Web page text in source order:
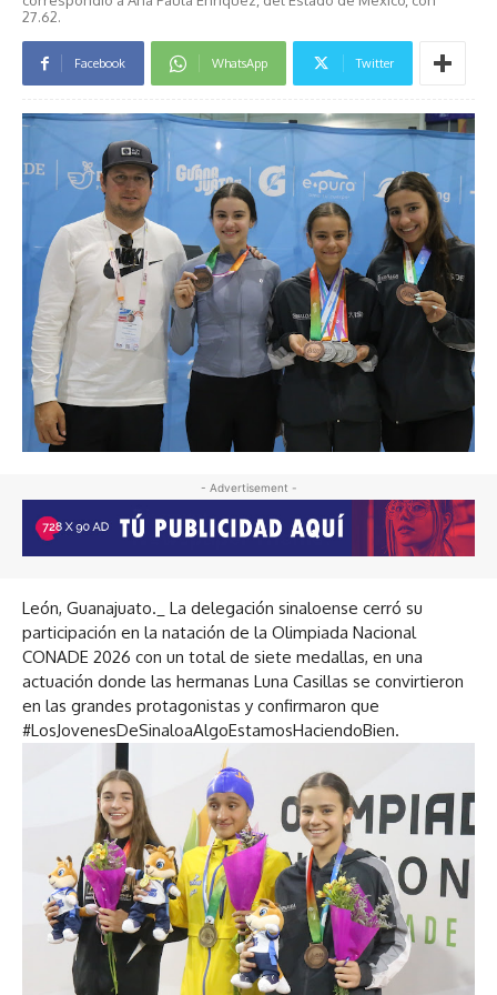
27.62.
Facebook WhatsApp Twitter
- Advertisement -
León, Guanajuato._ La delegación sinaloense cerró su
participación en la natación de la Olimpiada Nacional
CONADE 2026 con un total de siete medallas, en una
actuación donde las hermanas Luna Casillas se convirtieron
en las grandes protagonistas y confirmaron que
#LosJovenesDeSinaloaAlgoEstamosHaciendoBien.